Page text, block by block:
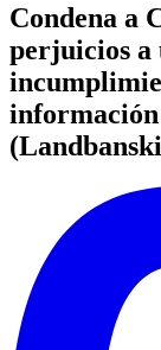
Condena a
perjuicios a
información